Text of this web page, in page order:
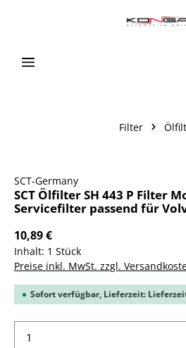
Filter
SCT-Germany
SCT Ölfilter SH 443 P Filter
Servicefilter passend für
10,89 €
Inhalt: 1 Stück
Preise inkl. MwSt. zzgl.
Sofort verfügbar, Lieferzeit:
Produkt Anzahl: Gib den